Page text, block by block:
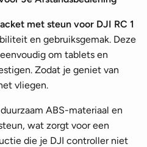
met steun voor DJI RC 1
en gebruiksgemak. Deze
om tablets en
Zodat je geniet van
vliegen.
ABS-materiaal en
wat zorgt voor een
die je DJI controller niet